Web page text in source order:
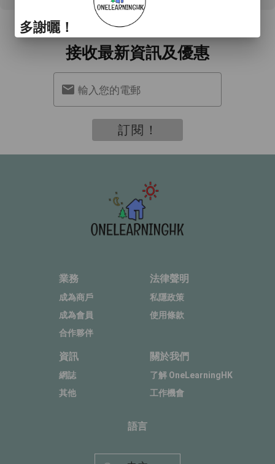
訂閱我們
接收最新資訊及優惠
輸入您的電郵
訂閱！
業務
成為商戶
成為會員
合作夥伴
法律聲明
私隱政策
使用條款
資訊
網誌
其他
關於我們
了解 OneLearningHK
工作機會
語言
多謝曬！